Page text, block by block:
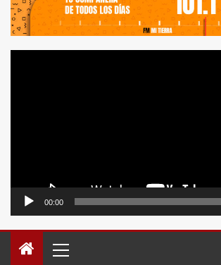
00:00